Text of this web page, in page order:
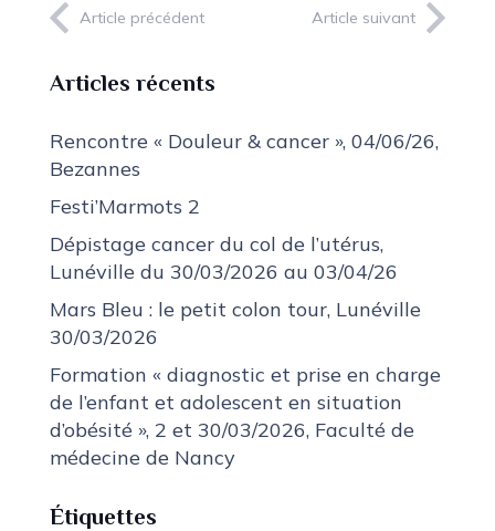
Article précédent Article suivant
Articles récents
Rencontre « Douleur & cancer », 04/06/26,
Bezannes
Festi’Marmots 2
Dépistage cancer du col de l’utérus,
Lunéville du 30/03/2026 au 03/04/26
Mars Bleu : le petit colon tour, Lunéville
30/03/2026
Formation « diagnostic et prise en charge
de l’enfant et adolescent en situation
d’obésité », 2 et 30/03/2026, Faculté de
médecine de Nancy
Étiquettes